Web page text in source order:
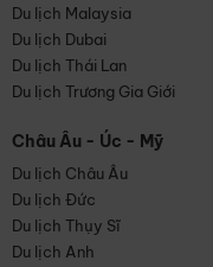
Du lịch Malaysia
Du lịch Dubai
Du lịch Thái Lan
Du lịch Trương Gia Giới
Châu Âu - Úc - Mỹ
Du lịch Châu Âu
Du lịch Đức
Du lịch Thụy Sĩ
Du lịch Anh